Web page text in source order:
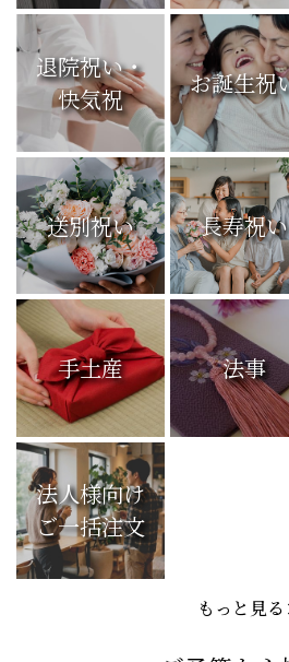
退院祝い・
快気祝
お誕生祝
送別祝い 長寿祝い
手土産 法事
法人様向け
ご一括注文